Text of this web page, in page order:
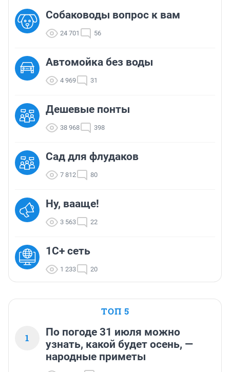
Собаководы вопрос к вам
24 701 56
Автомойка без воды
4 969 31
Дешевые понты
38 968 398
Сад для флудаков
7 812 80
Ну, вааще!
3 563 22
1С+ сеть
1 233 20
ТОП 5
1
По погоде 31 июля можно
узнать, какой будет осень, —
народные приметы